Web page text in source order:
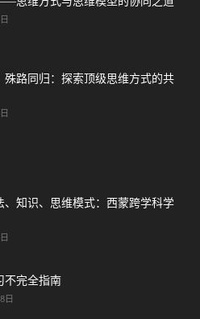
殊路同归：探索顶级思维方式的共
、知识、思维模式：西蒙跨学科学
不完全指南
日